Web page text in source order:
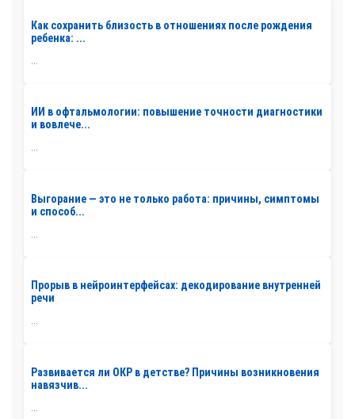
Как сохранить близость в отношениях после рождения
ребенка: ...
ИИ в офтальмологии: повышение точности диагностики
и вовлече...
...
Выгорание — это не только работа: причины, симптомы
и способ...
Прорыв в нейроинтерфейсах: декодирование внутренней
речи
...
Развивается ли ОКР в детстве? Причины возникновения
навязчив...
...